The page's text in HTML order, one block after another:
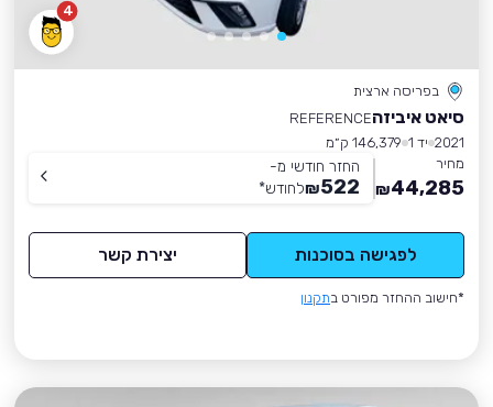
4
בפריסה ארצית
סיאט איביזהREFERENCE
2021 יד 1
146,379 ק״מ
מחיר
44,285
₪
החזר חודשי מ-
522
₪לחודש*
לפגישה בסוכנות יצירת קשר
*חישוב ההחזר מפורט בתקנון